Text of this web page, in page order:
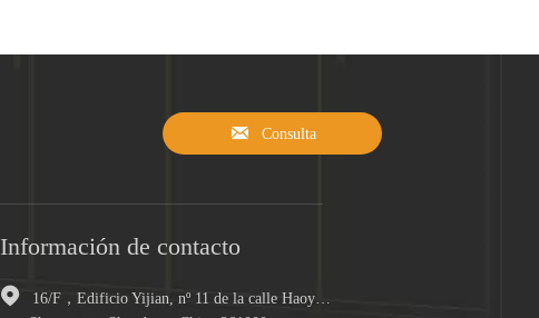
 Consulta
Información de contacto

16/F，Edificio Yijian, nº 11 de la calle Haoyuan,